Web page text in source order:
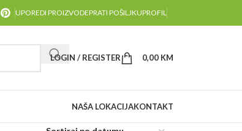
UPOREDI PROIZVODEPRATI POŠILJKUPROFIL
LOGIN / REGISTER 0,00 KM
NAŠA LOKACIJAKONTAKT